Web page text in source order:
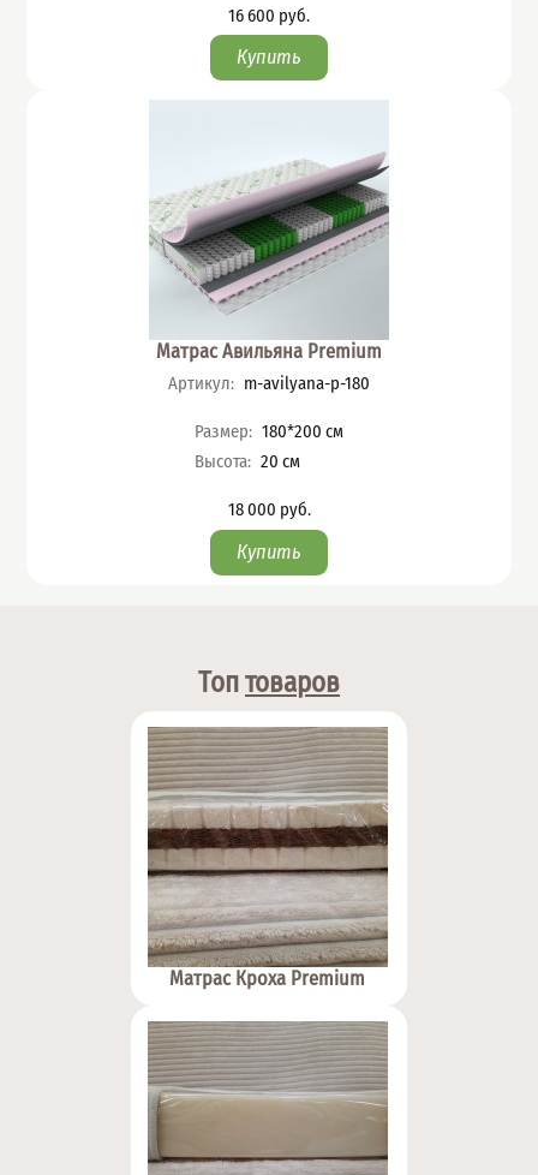
Цена
16 600 руб.
Матрас Авильяна Premium
Артикул: m-avilyana-p-180
Характеристики
Размер: 180*200 см
Высота: 20 см
Цена
18 000 руб.
Топтоваров
Матрас Кроха Premium